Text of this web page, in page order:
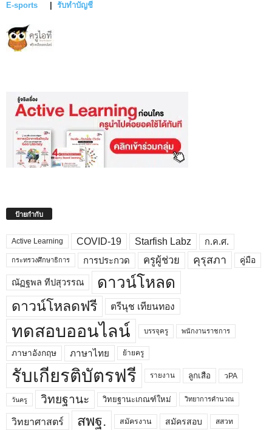
E-sports รับทำบัญชี
ป้ายกำกับ
Active Learning COVID-19 Starfish Labz ก.ค.ศ.
กระทรวงศึกษาธิการ การประกวด ครูผู้ช่วย คุรุสภา คู่มือ
ณัฏฐพล ทีปสุวรรณ ดาวน์โหลด
ดาวน์โหลดฟรี ตรีนุช เทียนทอง
ทดสอบออนไลน์ บรรจุครู พนักงานราชการ
ภาษาอังกฤษ ภาษาไทย ย้ายครู
รับเกียรติบัตรฟรี รายงาน ลูกเสือ วPA
วันครู วิทยฐานะ วิทยฐานะเกณฑ์ใหม่ วิทยาการคำนวณ
วิทยาศาสตร์ สพฐ. สมัครงาน สมัครสอบ สสวท